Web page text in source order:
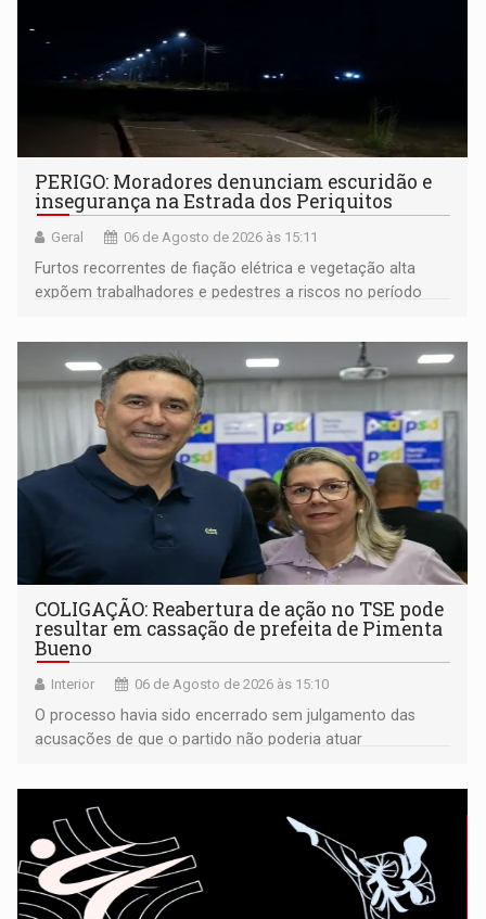
PERIGO: Moradores denunciam escuridão e
insegurança na Estrada dos Periquitos
Geral 06 de Agosto de 2026 às 15:11
Furtos recorrentes de fiação elétrica e vegetação alta
expõem trabalhadores e pedestres a riscos no período
COLIGAÇÃO: Reabertura de ação no TSE pode
resultar em cassação de prefeita de Pimenta
Bueno
Interior 06 de Agosto de 2026 às 15:10
O processo havia sido encerrado sem julgamento das
acusações de que o partido não poderia atuar